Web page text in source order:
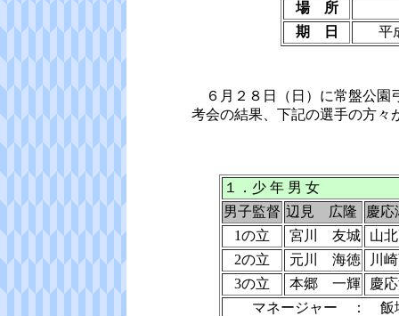
場 所
期 日
平
６月２８日（日）に常盤公園
考会の結果、下記の選手の方々
１．少 年 男 女
男子監督 辺見 広隆
慶応
1の立
宮川 友城
山
2の立
元川 海徳
川
3の立
本郷 一輝
慶
マネージャー ： 飯